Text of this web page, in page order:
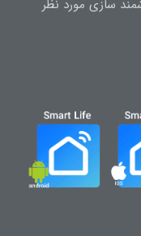
سازی مورد نظر